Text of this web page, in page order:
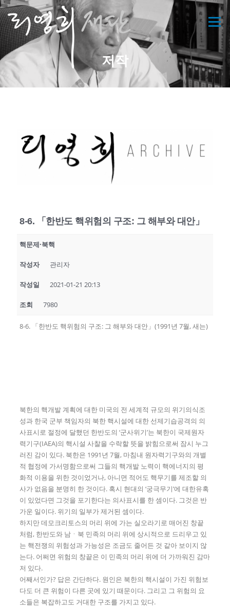
콘
텐
츠
로
바
로
가
기
메뉴
저작
8-6. 「한반도 핵위험의 구조: 그 해부와 대안」
핵문제·북핵
작성자 관리자
작성일 2021-01-21 20:13
조회 7980
8-6. 「한반도 핵위험의 구조: 그 해부와 대안」(1991년 7월, 새는)
북한의 핵개발 계획에 대한 미국의 전 세계적 규모의 위기의식조
성과 한국 군부 책임자의 북한 핵시설에 대한 선제기습공격의 의
사표시로 절정에 달했던 한반도의 ‘군사위기’는 북한이 국제원자
력기구(IAEA)의 핵시설 사찰을 수락할 뜻을 밝힘으로써 잠시 누그
러진 감이 있다. 북한은 1991년 7월, 마침내 원자력기구와의 개별
적 협정에 가서명함으로써 그들의 핵개발 노력이 핵에너지의 평
화적 이용을 위한 것이었거나, 아니면 적어도 핵무기를 제조할 의
사가 없음을 분명히 한 것이다. 혹시 현대의 ‘궁극무기’에 대한유혹
이 있었다면 그것을 포기한다는 의사표시를 한 셈이다. 그것은 반
가운 일이다. 위기의 일부가 제거된 셈이다.
하지만 데모크리토스의 머리 위에 가는 실오라기로 매어진 창끝
처럼, 한반도와 남ㆍ북 민족의 머리 위에 상시적으로 드리우고 있
는 핵전쟁의 위험성과 가능성은 조금도 줄어든 것 같아 보이지 않
는다. 어쩌면 위험의 창끝은 이 민족의 머리 위에 더 가까워진 감마
저 있다.
어째서인가? 답은 간단하다. 원인은 북한의 핵시설이 가진 위험보
다도 더 큰 위험이 다른 곳에 있기 때문이다. 그리고 그 위험의 요
소들은 복잡하고도 거대한 구조를 가지고 있다.